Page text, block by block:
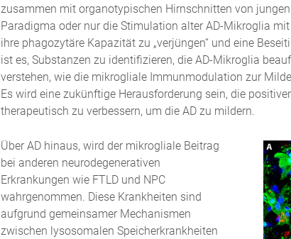
zusammen mit organotypischen Hirnschnitten von
Paradigma oder nur die Stimulation alter AD-Mikroglia
ihre phagozytäre Kapazität zu „verjüngen“ und eine
ist es, Substanzen zu identifizieren, die AD-Mikroglia
verstehen, wie die mikrogliale Immunmodulation zur
Es wird eine zukünftige Herausforderung sein, die
therapeutisch zu verbessern, um die AD zu mildern.
Über AD hinaus, wird der mikrogliale Beitrag
bei anderen neurodegenerativen
Erkrankungen wie FTLD und NPC
wahrgenommen. Diese Krankheiten sind
aufgrund gemeinsamer Mechanismen
zwischen lysosomalen Speicherkrankheiten